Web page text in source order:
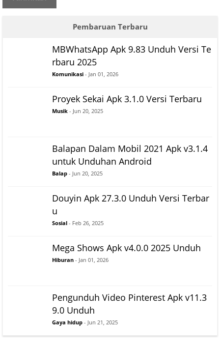
Pembaruan Terbaru
MBWhatsApp Apk 9.83 Unduh Versi Te
rbaru 2025
Komunikasi - Jan 01, 2026
Proyek Sekai Apk 3.1.0 Versi Terbaru
Musik - Jun 20, 2025
Balapan Dalam Mobil 2021 Apk v3.1.4
untuk Unduhan Android
Balap - Jun 20, 2025
Douyin Apk 27.3.0 Unduh Versi Terbar
u
Sosial - Feb 26, 2025
Mega Shows Apk v4.0.0 2025 Unduh
Hiburan - Jan 01, 2026
Pengunduh Video Pinterest Apk v11.3
9.0 Unduh
Gaya hidup - Jun 21, 2025